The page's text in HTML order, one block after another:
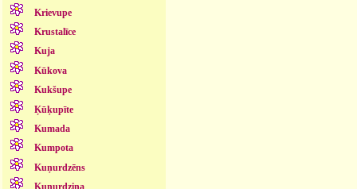
Krievupe
Krustalīce
Kuja
Kūkova
Kukšupe
Ķūķupīte
Kumada
Kumpota
Kuņurdzēns
Kuņurdziņa